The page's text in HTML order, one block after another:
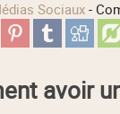
Sociaux-
avoir